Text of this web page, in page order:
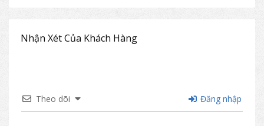
Nhận Xét Của Khách Hàng
Theo dõi Đăng nhập